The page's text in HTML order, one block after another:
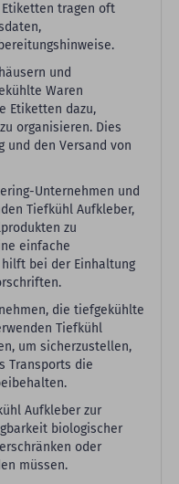
tragen oft
und
Waren
Etiketten dazu,
organisieren. Dies
und den Versand von
Unternehmen und
Tiefkühl Aufkleber,
zu
einfache
bei der Einhaltung
die tiefgekühlte
Tiefkühl
um sicherzustellen,
Transports die
Aufkleber zur
biologischer
oder
müssen.